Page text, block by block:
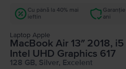
Cu până la 40% mai
ieftin
ani
Laptop Apple
MacBook Air 13″ 2018,
Intel UHD Graphics 617
128 GB, Silver, Excelent